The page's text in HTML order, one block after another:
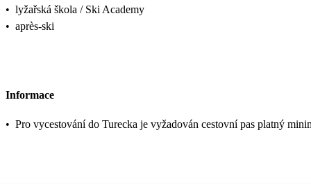
• lyžařská škola / Ski Academy
• après‑ski
Informace
• Pro vycestování do Turecka je vyžadován cestovní pas platný